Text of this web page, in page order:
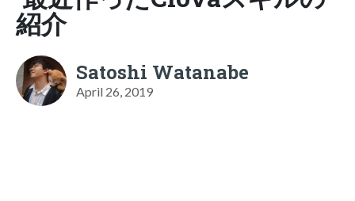
紹介
Satoshi Watanabe
April 26, 2019